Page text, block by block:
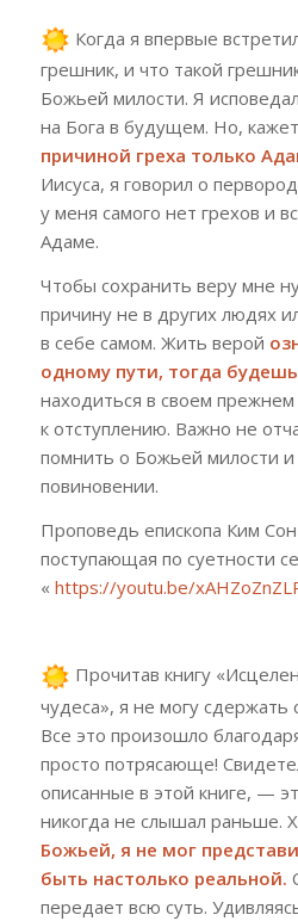
Когда я впервые
грешник, и что такой
Божьей милости. Я
на Бога в будущем. Но,
причиной греха только
Иисуса, я говорил о
у меня самого нет грехов и
Адаме.
Чтобы сохранить веру мне
причину не в других людях
в себе самом. Жить верой
одному пути, тогда
находиться в своем
к отступлению. Важно не
помнить о Божьей милости и
повиновении.
Проповедь епископа Ким
поступающая по суетности
« https://youtu.be/
Прочитав книгу
чудеса», я не могу сдержать
Все это произошло
просто потрясающе!
описанные в этой книге, —
никогда не слышал раньше.
Божьей, я не мог
быть настолько реальной.
передает всю суть.